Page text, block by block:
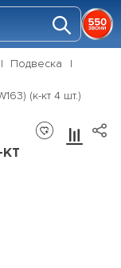
Подвеска
(к-кт 4 шт.)